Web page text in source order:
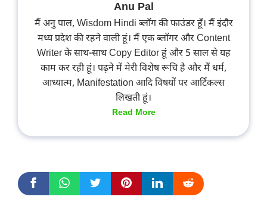
Anu Pal
मैं अनु पाल, Wisdom Hindi ब्लॉग की फाउंडर हूँ। मैं इंदौर
मध्य प्रदेश की रहने वाली हूं। मैं एक ब्लॉगर और Content
Writer के साथ-साथ Copy Editor हूं और 5 साल से यह
काम कर रही हूं। पढ़ने में मेरी विशेष रूचि है और मैं धर्म,
आध्यात्म, Manifestation आदि विषयों पर आर्टिकल्स
लिखती हूं।
Read More